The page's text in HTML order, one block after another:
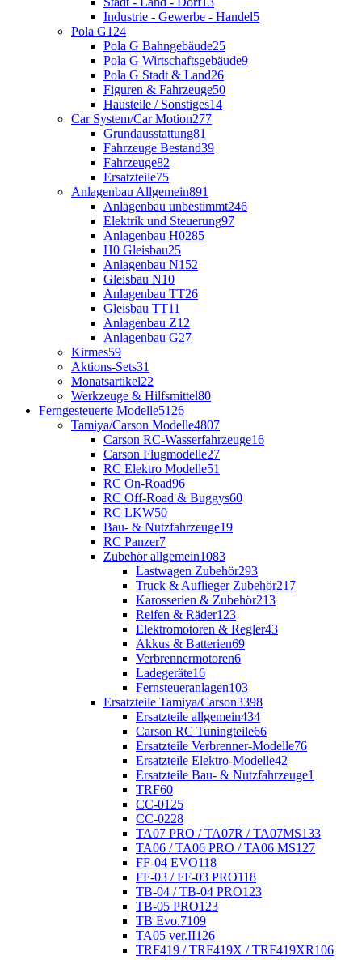
Industrie - Gewerbe - Handel5
Pola G124
Pola G Bahngebäude25
Pola G Wirtschaftsgebäude9
Pola G Stadt & Land26
Figuren & Fahrzeuge50
Hausteile / Sonstiges14
Car System/Car Motion277
Grundausstattung81
Fahrzeuge Bestand39
Fahrzeuge82
Ersatzteile75
Anlagenbau Allgemein891
Anlagenbau unbestimmt246
Elektrik und Steuerung97
Anlagenbau H0285
H0 Gleisbau25
Anlagenbau N152
Gleisbau N10
Anlagenbau TT26
Gleisbau TT11
Anlagenbau Z12
Anlagenbau G27
Kirmes59
Aktions-Sets31
Monatsartikel22
Werkzeuge & Hilfsmittel80
Ferngesteuerte Modelle5126
Tamiya/Carson Modelle4807
Carson RC-Wasserfahrzeuge16
Carson Flugmodelle27
RC Elektro Modelle51
RC On-Road96
RC Off-Road & Buggys60
RC LKW50
Bau- & Nutzfahrzeuge19
RC Panzer7
Zubehör allgemein1083
Lastwagen Zubehör293
Truck & Auflieger Zubehör217
Karosserien & Zubehör213
Reifen & Räder123
Elektromotoren & Regler43
Akkus & Batterien69
Verbrennermotoren6
Ladegeräte16
Fernsteueranlagen103
Ersatzteile Tamiya/Carson3398
Ersatzteile allgemein434
Carson RC Tuningteile66
Ersatzteile Verbrenner-Modelle76
Ersatzteile Elektro-Modelle42
Ersatzteile Bau- & Nutzfahrzeuge1
TRF60
CC-01 25
CC-0228
TA07 PRO / TA07R / TA07MS133
TA06 / TA06 PRO / TA06 MS127
FF-04 EVO118
FF-03 / FF-03 PRO118
TB-04 / TB-04 PRO123
TB-05 PRO123
TB Evo.7109
TA05 ver.II126
TRF419 / TRF419X / TRF419XR106